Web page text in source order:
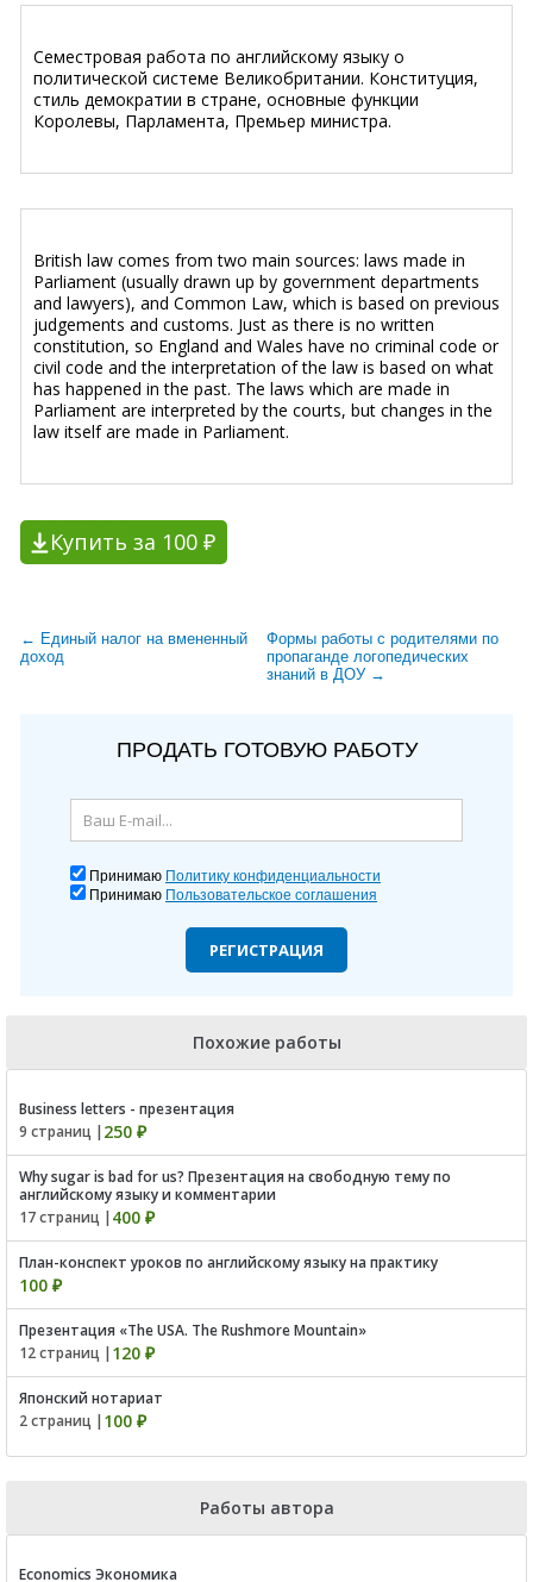
Семестровая работа по английскому языку о
политической системе Великобритании. Конституция,
стиль демократии в стране, основные функции
Королевы, Парламента, Премьер министра.
British law comes from two main sources: laws made in
Parliament (usually drawn up by government departments
and lawyers), and Common Law, which is based on previous
judgements and customs. Just as there is no written
constitution, so England and Wales have no criminal code or
civil code and the interpretation of the law is based on what
has happened in the past. The laws which are made in
Parliament are interpreted by the courts, but changes in the
law itself are made in Parliament.
Купить за 100 ₽
← Единый налог на вмененный
доход
Формы работы с родителями по
пропаганде логопедических
знаний в ДОУ →
ПРОДАТЬ ГОТОВУЮ РАБОТУ
Принимаю Политику конфиденциальности
Принимаю Пользовательское соглашения
РЕГИСТРАЦИЯ
Похожие работы
Business letters - презентация
9 страниц | 250 ₽
Why sugar is bad for us? Презентация на свободную тему по
английскому языку и комментарии
17 страниц | 400 ₽
План-конспект уроков по английскому языку на практику
100 ₽
Презентация «The USA. The Rushmore Mountain»
12 страниц | 120 ₽
Японский нотариат
2 страниц | 100 ₽
Работы автора
Economics Экономика